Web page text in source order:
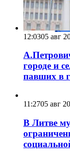
12:0305 авг
городе и
павших в
11:2705 авг
В Литве